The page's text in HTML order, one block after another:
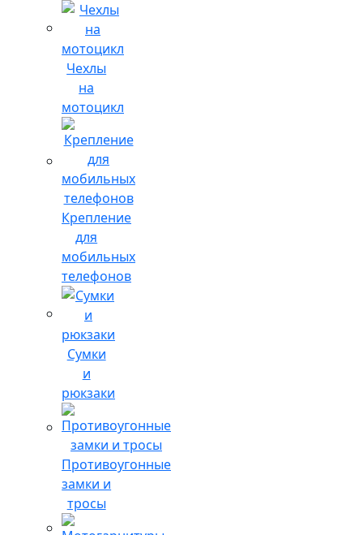
Чехлы
на
мотоцикл
Крепление
для
мобильных
телефонов
Сумки
и
рюкзаки
Противоугонные
замки и
тросы